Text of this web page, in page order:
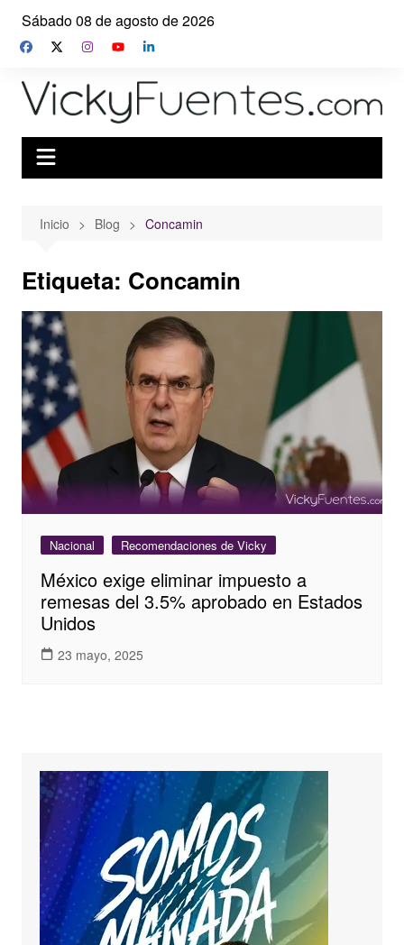
Saltar
contenido
Sábado 08 de agosto de 2026
Inicio Blog Concamin
Etiqueta: Concamin
Nacional Recomendaciones de Vicky
México exige eliminar impuesto a
remesas del 3.5% aprobado en Estados
Unidos
23 mayo, 2025